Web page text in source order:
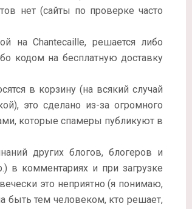
нет (сайты по проверке часто
на Chantecaille, решается либо
кодом на бесплатную доставку
в корзину (на всякий случай
это сделано из-за огромного
которые спамеры публикуют в
других блогов, блогеров и
в комментариях и при загрузке
это неприятно (я понимаю,
быть тем человеком, кто решает,